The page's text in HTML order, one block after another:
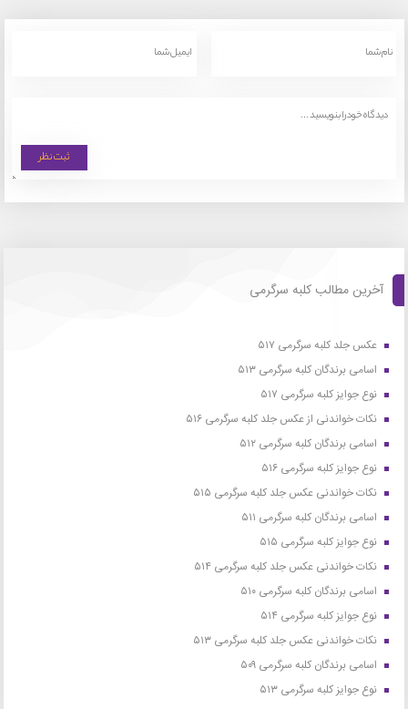
آخرین مطالب کلبه سرگرمی
عکس جلد کلبه سرگرمی ۵۱۷
اسامی برندگان کلبه سرگرمی ۵۱۳
نوع جوایز کلبه سرگرمی ۵۱۷
نکات خواندنی از عکس جلد کلبه سرگرمی ۵۱۶
اسامی برندگان کلبه سرگرمی ۵۱۲
نوع جوایز کلبه سرگرمی ۵۱۶
نکات خواندنی عکس جلد کلبه سرگرمی ۵۱۵
اسامی برندگان کلبه سرگرمی ۵۱۱
نوع جوایز کلبه سرگرمی ۵۱۵
نکات خواندنی عکس جلد کلبه سرگرمی ۵۱۴
اسامی برندگان کلبه سرگرمی ۵۱۰
نوع جوایز کلبه سرگرمی ۵۱۴
نکات خواندنی عکس جلد کلبه سرگرمی ۵۱۳
اسامی برندگان کلبه سرگرمی ۵۰۹
نوع جوایز کلبه سرگرمی ۵۱۳